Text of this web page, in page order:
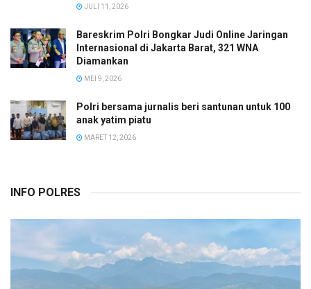
JULI 11, 2026
Bareskrim Polri Bongkar Judi Online Jaringan
Internasional di Jakarta Barat, 321 WNA
Diamankan
MEI 9, 2026
Polri bersama jurnalis beri santunan untuk 100
anak yatim piatu
MARET 12, 2026
INFO POLRES